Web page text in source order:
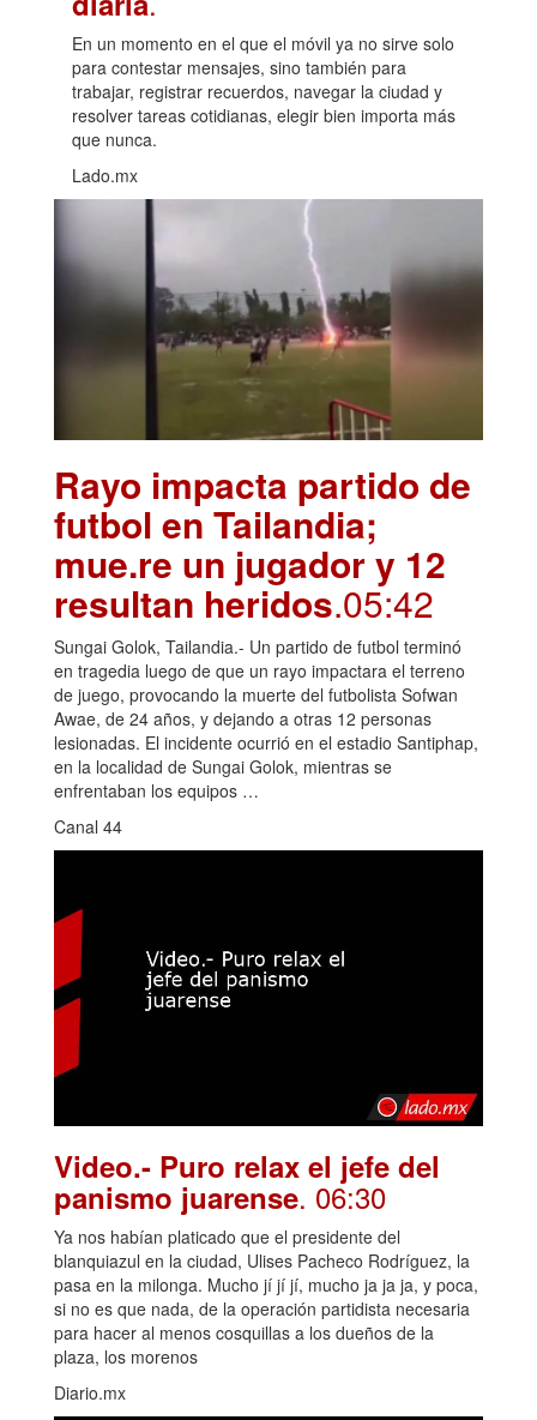
En un momento en el que el móvil ya no sirve solo
para contestar mensajes, sino también para
trabajar, registrar recuerdos, navegar la ciudad y
resolver tareas cotidianas, elegir bien importa más
que nunca.
Lado.mx
Rayo impacta partido de
futbol en Tailandia;
mue.re un jugador y 12
resultan heridos.05:42
Sungai Golok, Tailandia.- Un partido de futbol terminó
en tragedia luego de que un rayo impactara el terreno
de juego, provocando la muerte del futbolista Sofwan
Awae, de 24 años, y dejando a otras 12 personas
lesionadas. El incidente ocurrió en el estadio Santiphap,
en la localidad de Sungai Golok, mientras se
enfrentaban los equipos …
Canal 44
Video.- Puro relax el jefe del
panismo juarense. 06:30
Ya nos habían platicado que el presidente del
blanquiazul en la ciudad, Ulises Pacheco Rodríguez, la
pasa en la milonga. Mucho jí jí jí, mucho ja ja ja, y poca,
si no es que nada, de la operación partidista necesaria
para hacer al menos cosquillas a los dueños de la
plaza, los morenos
Diario.mx